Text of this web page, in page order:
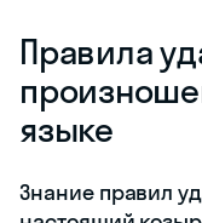
Правила
языке
Знание правил